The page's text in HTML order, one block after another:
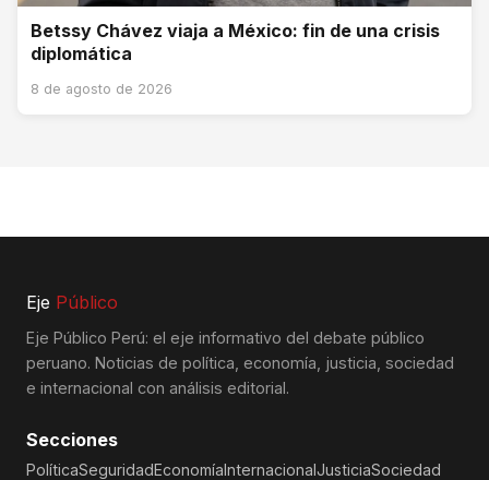
Betssy Chávez viaja a México: fin de una crisis
diplomática
8 de agosto de 2026
Eje Público
Eje Público Perú: el eje informativo del debate público
peruano. Noticias de política, economía, justicia, sociedad
e internacional con análisis editorial.
Secciones
PolíticaSeguridadEconomíaInternacionalJusticiaSociedad